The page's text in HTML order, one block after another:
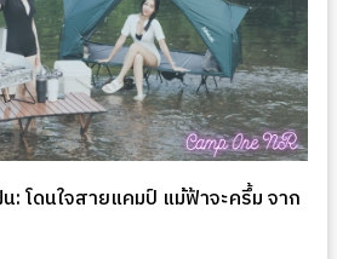
โดนใจสายแคมป์ แม้ฟ้าจะครึ้ม จาก